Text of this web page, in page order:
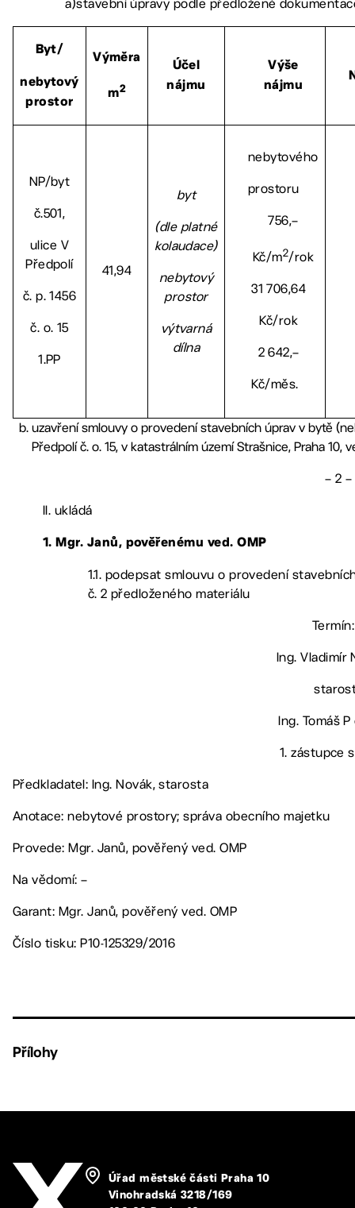
a)stavební úpravy podle předložené
Byt/
nebytový
prostor
Výměra
m2
Účel
nájmu
Výše
nájmu
NP/byt
č.501,
ulice V
Předpolí
č. p. 1456
č. o. 15
1.PP
41,94
byt
(dle platné
kolaudace)
nebytový
prostor
výtvarná
dílna
nebytového
prostoru
756,–
Kč/m2/rok
31 706,64
Kč/rok
2 642,–
Kč/měs.
uzavření smlouvy o provedení stavebních úprav v bytě
Předpolí č. o. 15, v katastrálním území Strašnice, Praha
– 2 –
II. ukládá
1. Mgr. Janů, pověřenému ved. OMP
1.1. podepsat smlouvu o provedení
č. 2 předloženého materiálu
Ing. Vladimír
Ing. Tomáš P
1. zástupce
Předkladatel: Ing. Novák, starosta
Anotace: nebytové prostory; správa obecního majetku
Provede: Mgr. Janů, pověřený ved. OMP
Na vědomí: –
Garant: Mgr. Janů, pověřený ved. OMP
Číslo tisku: P10-125329/2016
Přílohy
Úřad městské části Praha 10
Vinohradská 3218/169